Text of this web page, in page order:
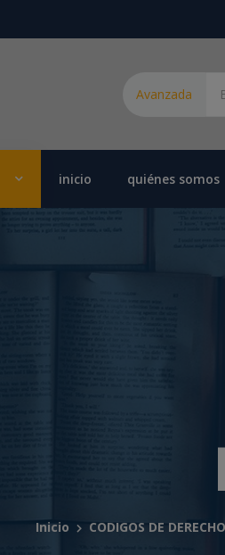
Avanzada
inicio quiénes somos
Inicio CODIGOS DE DERECHO